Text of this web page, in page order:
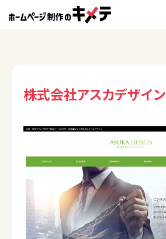
株式会社アスカデザイン